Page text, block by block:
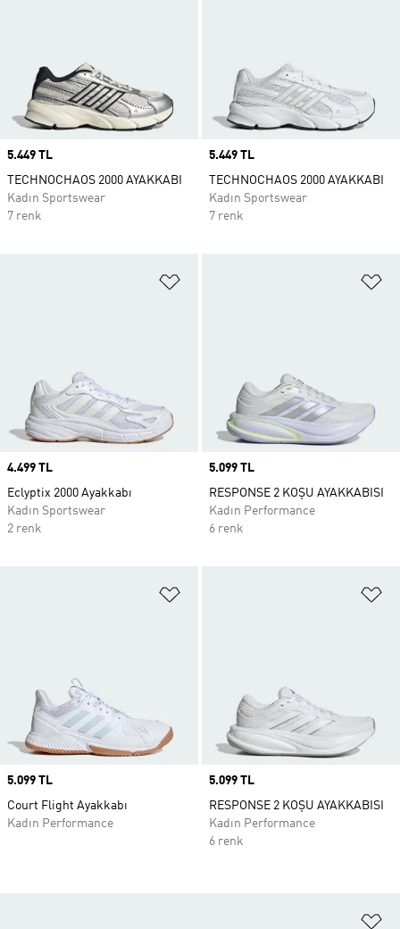
Price
5.449 TL
TECHNOCHAOS 2000 AYAKKABI
Kadın Sportswear
7 renk
Price
5.449 TL
TECHNOCHAOS 2000 AYAKKABI
Kadın Sportswear
7 renk
Price
4.499 TL
Eclyptix 2000 Ayakkabı
Kadın Sportswear
2 renk
Price
5.099 TL
RESPONSE 2 KOŞU AYAKKABISI
Kadın Performance
6 renk
Price
5.099 TL
Court Flight Ayakkabı
Kadın Performance
Price
5.099 TL
RESPONSE 2 KOŞU AYAKKABISI
Kadın Performance
6 renk